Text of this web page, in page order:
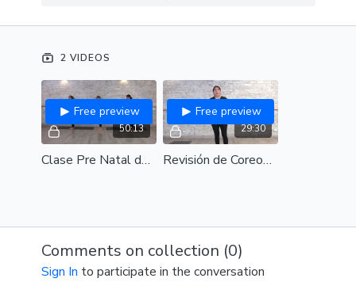
2 VIDEOS
50:13
Free preview
Clase Pre Natal de Barre 1
29:30
Free preview
Revisión de Coreografía de Barre 1
Comments on collection (0)
Sign In to participate in the conversation